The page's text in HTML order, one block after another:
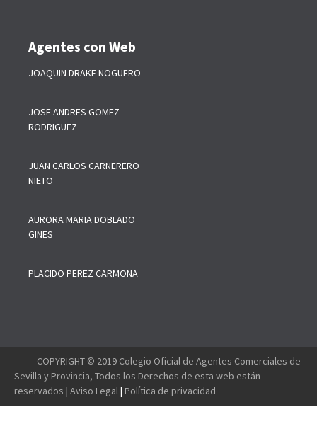
Agentes con Web
JOAQUIN DRAKE NOGUERO
JOSE ANDRES GOMEZ
RODRIGUEZ
JUAN CARLOS CARNERERO
NIETO
AURORA MARIA DOBLADO
GINES
PLACIDO PEREZ CARMONA
COPYRIGHT © 2019 Colegio Oficial de Agentes Comerciales de
Sevilla y Provincia, Todos los Derechos de esta web están
reservados | Aviso Legal| Política de privacidad